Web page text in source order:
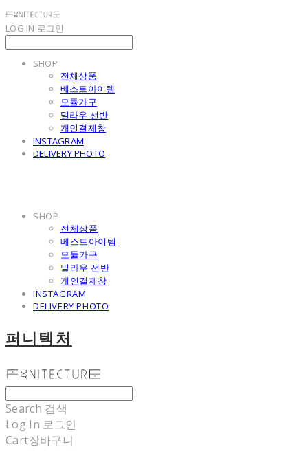
LOG IN 로그인
SHOP
전체상품
베스트아이템
모듈가구
밀라우 선반
개인결제창
INSTAGRAM
DELIVERY PHOTO
SHOP
전체상품
베스트아이템
모듈가구
밀라우 선반
개인결제창
INSTAGRAM
DELIVERY PHOTO
퍼니텍처
Search 검색
Log In 로그인
Cart장바구니